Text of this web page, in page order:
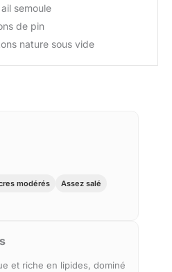
semoule
de pin
nature sous vide
modérés
Assez salé
et riche en lipides, dominé